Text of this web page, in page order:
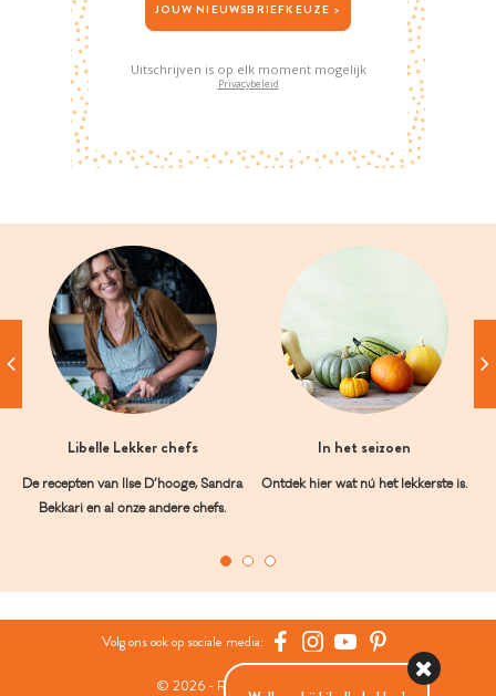
JOUW NIEUWSBRIEFKEUZE >
Uitschrijven is op elk moment mogelijk
Privacybeleid
Libelle Lekker chefs
De recepten van Ilse D’hooge, Sandra
Bekkari en al onze andere chefs.
In het seizoen
Ontdek hier wat nú het lekkerste is.
Volg ons ook op sociale media:
© 2026 - Roularta Media Group